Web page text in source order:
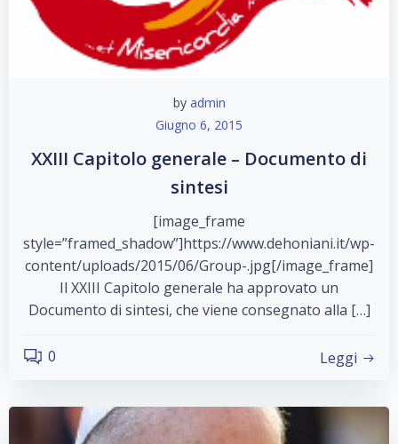
by admin
Giugno 6, 2015
XXIII Capitolo generale – Documento di
sintesi
[image_frame
style=”framed_shadow”]https://www.dehoniani.it/wp-
content/uploads/2015/06/Group-.jpg[/image_frame]
Il XXIII Capitolo generale ha approvato un
Documento di sintesi, che viene consegnato alla […]
0 Leggi